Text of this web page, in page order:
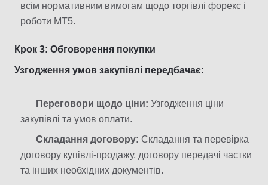
всім нормативним вимогам щодо торгівлі форекс і
роботи MT5.
Крок 3: Обговорення покупки
Узгодження умов закупівлі передбачає:
Переговори щодо ціни: Узгодження ціни
закупівлі та умов оплати.
Складання договору: Складання та перевірка
договору купівлі-продажу, договору передачі частки
та інших необхідних документів.